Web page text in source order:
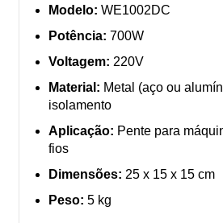
Modelo: WE1002DC
Potência: 700W
Voltagem: 220V
Material: Metal (aço ou
isolamento
Aplicação: Pente para
fios
Dimensões: 25 x 15 x 15 cm
Peso: 5 kg